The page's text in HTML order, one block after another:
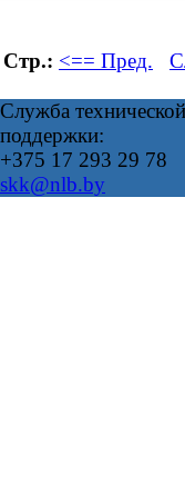
Стр.: <== Пред.
Служба технической
поддержки:
+375 17 293 29 78
skk@nlb.by